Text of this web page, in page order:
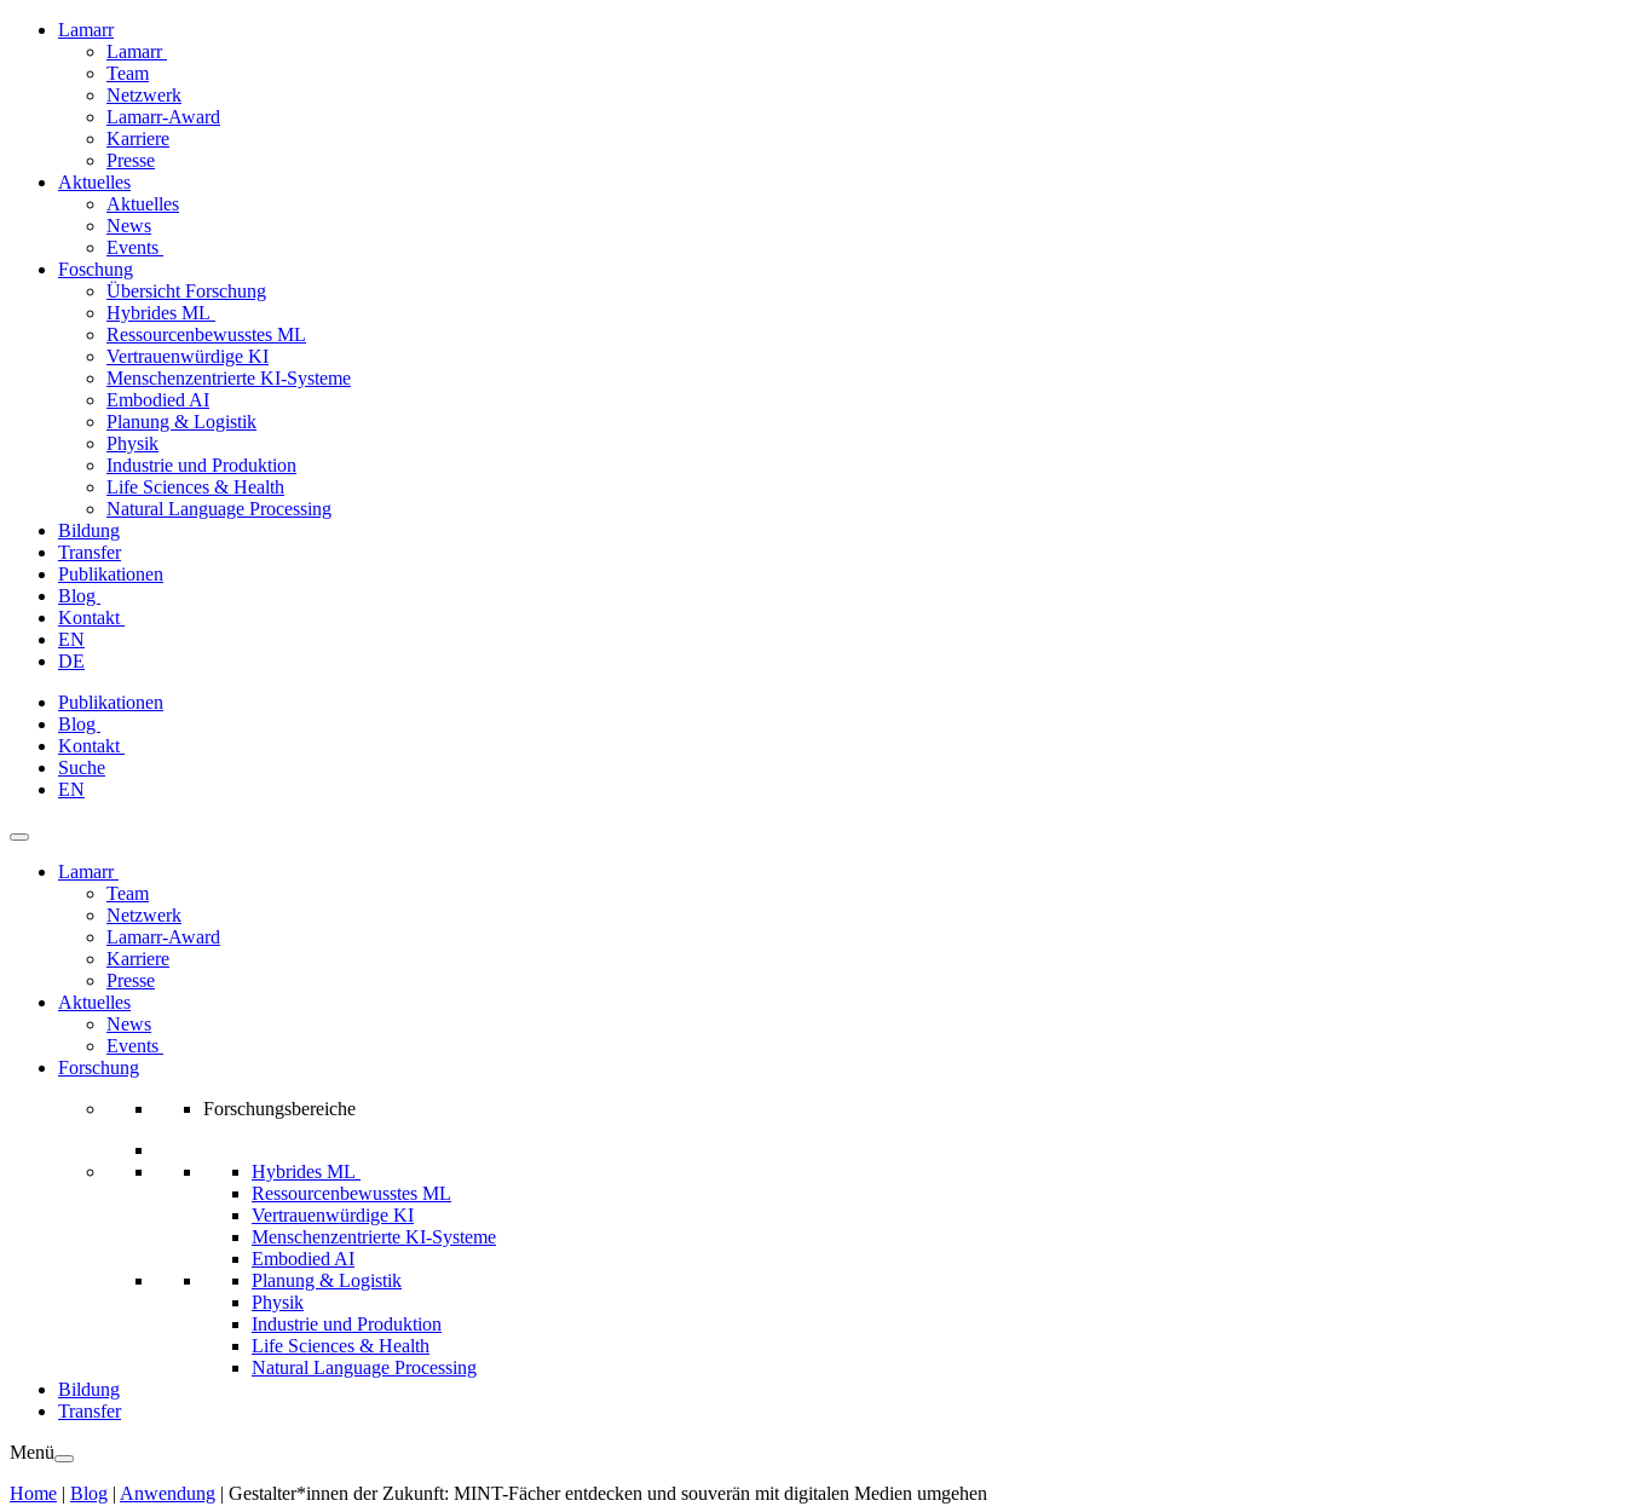
Lamarr
Lamarr
Team
Netzwerk
Lamarr-Award
Karriere
Presse
Aktuelles
Aktuelles
News
Events
Foschung
Übersicht Forschung
Hybrides ML
Ressourcenbewusstes ML
Vertrauenwürdige KI
Menschenzentrierte KI-Systeme
Embodied AI
Planung & Logistik
Physik
Industrie und Produktion
Life Sciences & Health
Natural Language Processing
Bildung
Transfer
Publikationen
Blog
Kontakt
EN
DE
Zum
Inhalt
springen
Publikationen
Blog
Kontakt
Suche
EN
Lamarr
Team
Netzwerk
Lamarr-Award
Karriere
Presse
Aktuelles
News
Events
Forschung
Forschungsbereiche
Hybrides ML
Ressourcenbewusstes ML
Vertrauenwürdige KI
Menschenzentrierte KI-Systeme
Embodied AI
Planung & Logistik
Physik
Industrie und Produktion
Life Sciences & Health
Natural Language Processing
Bildung
Transfer
Menü
Home | Blog | Anwendung | Gestalter*innen der Zukunft: MINT-Fächer entdecken und souverän mit digitalen Medien umgehen